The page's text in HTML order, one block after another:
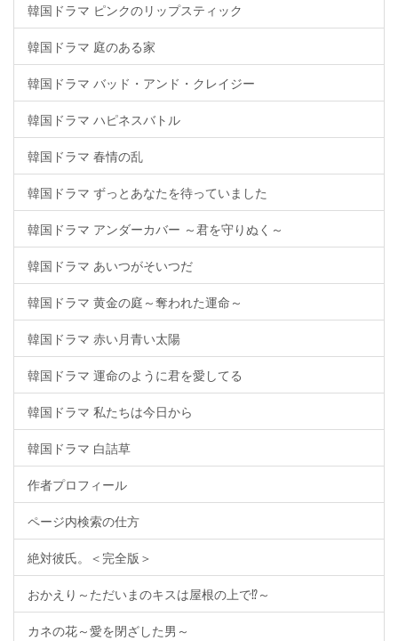
韓国ドラマ ピンクのリップスティック
韓国ドラマ 庭のある家
韓国ドラマ バッド・アンド・クレイジー
韓国ドラマ ハピネスバトル
韓国ドラマ 春情の乱
韓国ドラマ ずっとあなたを待っていました
韓国ドラマ アンダーカバー ～君を守りぬく～
韓国ドラマ あいつがそいつだ
韓国ドラマ 黄金の庭～奪われた運命～
韓国ドラマ 赤い月青い太陽
韓国ドラマ 運命のように君を愛してる
韓国ドラマ 私たちは今日から
韓国ドラマ 白詰草
作者プロフィール
ページ内検索の仕方
絶対彼氏。＜完全版＞
おかえり～ただいまのキスは屋根の上で⁉～
カネの花～愛を閉ざした男～